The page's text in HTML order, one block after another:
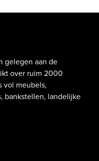
gelegen aan de
over ruim 2000
vol meubels,
bankstellen, landelijke